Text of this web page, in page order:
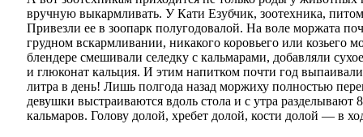
вручную выкармливать. У Кати Езубчик, зоотехника,
Привезли ее в зоопарк полугодовалой. На воле моржата
грудном вскармливании, никакого коровьего или козьего
блендере смешивали селедку с кальмарами, добавляли
и глюконат кальция. И этим напитком почти год
литра в день! Лишь полгода назад моржиху полностью
девушки выстраиваются вдоль стола и с утра
кальмаров. Голову долой, хребет долой, кости долой — в